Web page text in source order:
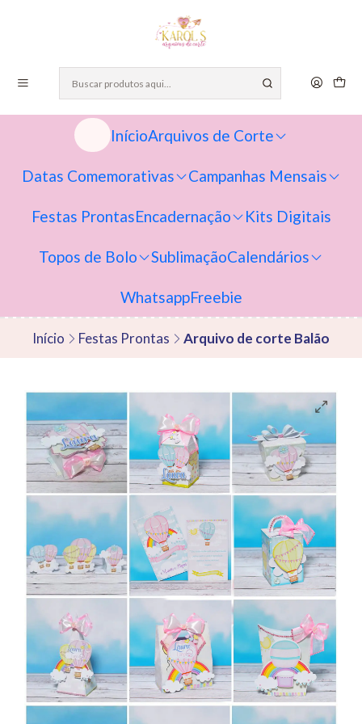
InícioArquivos de Corte
Datas Comemorativas Campanhas Mensais
Festas ProntasEncadernação Kits Digitais
Topos de Bolo SublimaçãoCalendários
WhatsappFreebie
Início Festas Prontas Arquivo de corte Balão